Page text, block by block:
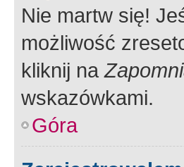
Nie martw się!
możliwość
kliknij na
wskazówkami.
Góra